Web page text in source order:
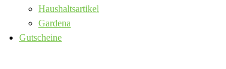
Haushaltsartikel
Gardena
Gutscheine